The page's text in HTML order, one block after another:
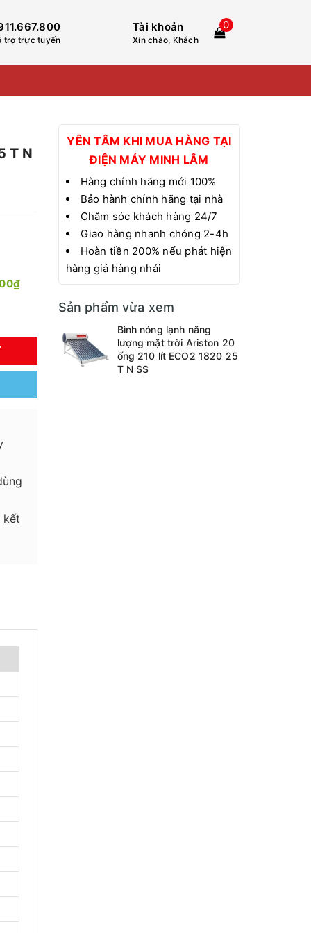
trợ trực tuyến
Tài khoản
Xin chào, Khách
0
T N
kết
YÊN TÂM KHI MUA HÀNG TẠI
ĐIỆN MÁY MINH LÂM
Hàng chính hãng mới 100%
Bảo hành chính hãng tại nhà
Chăm sóc khách hàng 24/7
Giao hàng nhanh chóng 2-4h
Hoàn tiền 200% nếu phát hiện
hàng giả hàng nhái
Sản phẩm vừa xem
Bình nóng lạnh năng
lượng mặt trời Ariston 20
ống 210 lít ECO2 1820 25
T N SS